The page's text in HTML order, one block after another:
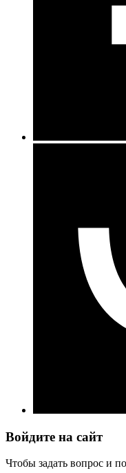
Войдите на сайт
Чтобы задать вопрос и